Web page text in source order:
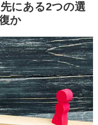
にある2つの選
か